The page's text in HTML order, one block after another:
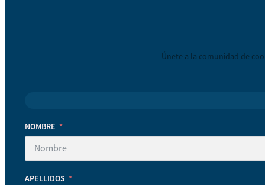
Únete a la comunidad de
NOMBRE
APELLIDOS